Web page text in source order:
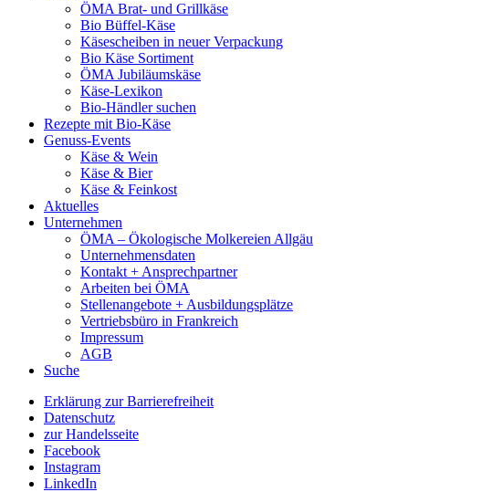
ÖMA Brat- und Grillkäse
Bio Büffel-Käse
Käsescheiben in neuer Verpackung
Bio Käse Sortiment
ÖMA Jubiläumskäse
Käse-Lexikon
Bio-Händler suchen
Rezepte mit Bio-Käse
Genuss-Events
Käse & Wein
Käse & Bier
Käse & Feinkost
Aktuelles
Unternehmen
ÖMA – Ökologische Molkereien Allgäu
Unternehmensdaten
Kontakt + Ansprechpartner
Arbeiten bei ÖMA
Stellenangebote + Ausbildungsplätze
Vertriebsbüro in Frankreich
Impressum
AGB
Suche
Erklärung zur Barrierefreiheit
Datenschutz
zur Handelsseite
Facebook
Instagram
LinkedIn